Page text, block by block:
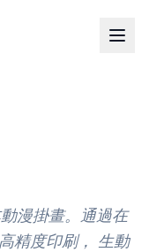
漫掛畫。通過在
精度印刷， 生動